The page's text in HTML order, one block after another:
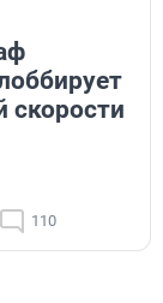
скорости
110